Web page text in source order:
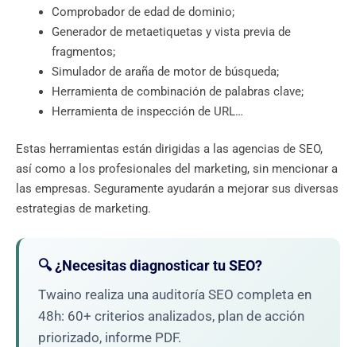
Comprobador de edad de dominio;
Generador de metaetiquetas y vista previa de
fragmentos;
Simulador de araña de motor de búsqueda;
Herramienta de combinación de palabras clave;
Herramienta de inspección de URL…
Estas herramientas están dirigidas a las agencias de SEO,
así como a los profesionales del marketing, sin mencionar a
las empresas. Seguramente ayudarán a mejorar sus diversas
estrategias de marketing.
🔍 ¿Necesitas diagnosticar tu SEO?
Twaino realiza una auditoría SEO completa en
48h: 60+ criterios analizados, plan de acción
priorizado, informe PDF.